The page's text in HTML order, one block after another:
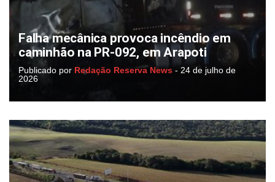
Falha mecânica provoca incêndio em
caminhão na PR-092, em Arapoti
Publicado por Redação Reserva News - 24 de julho de
2026